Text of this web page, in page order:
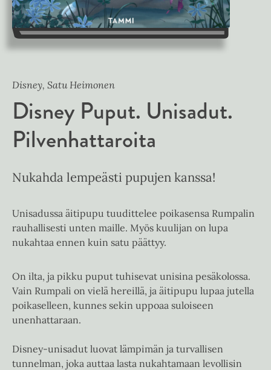
Disney, Satu Heimonen
Disney Puput. Unisadut.
Pilvenhattaroita
Nukahda lempeästi pupujen kanssa!
Unisadussa äitipupu tuudittelee poikasensa Rumpalin
rauhallisesti unten maille. Myös kuulijan on lupa
nukahtaa ennen kuin satu päättyy.
On ilta, ja pikku puput tuhisevat unisina pesäkolossa.
Vain Rumpali on vielä hereillä, ja äitipupu lupaa jutella
poikaselleen, kunnes sekin uppoaa suloiseen
unenhattaraan.
Disney-unisadut luovat lämpimän ja turvallisen
tunnelman, joka auttaa lasta nukahtamaan levollisin